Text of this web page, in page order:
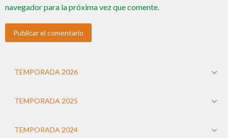
navegador para la próxima vez que comente.
TEMPORADA 2026
TEMPORADA 2025
TEMPORADA 2024